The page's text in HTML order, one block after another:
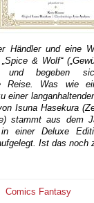
Händler und eine
& Wolf“
und begeben
Reise. Was wie
einer
Isuna Hasekura
stammt aus dem
einer Deluxe
Ist das noch
Comics Fantasy